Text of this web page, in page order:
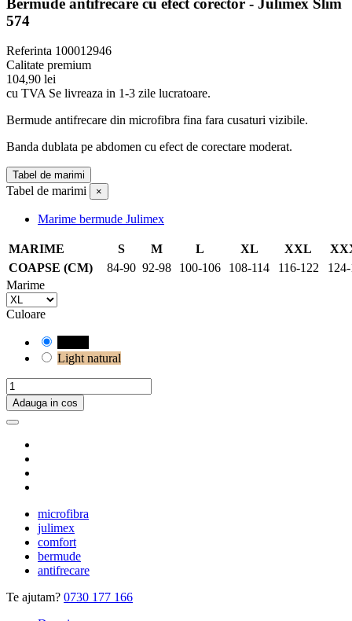
Bermude antifrecare cu efect corector - Julimex Slim
574
Referinta 100012946
Calitate premium
104,90 lei
cu TVA Se livreaza in 1-3 zile lucratoare.
Bermude antifrecare din microfibra fina fara cusaturi vizibile.
Banda dublata pe abdomen cu efect de corectare moderat.
Tabel de marimi
Tabel de marimi ×
Marime bermude Julimex
MARIME S M L XL XXL
COAPSE (CM)
84-90 92-98 100-106 108-114 116-122
Marime
Culoare
Light natural
Adauga in cos
microfibra
julimex
comfort
bermude
antifrecare
Te ajutam? 0730 177 166